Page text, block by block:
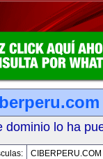
dominio lo ha
CIBERPERU.COM